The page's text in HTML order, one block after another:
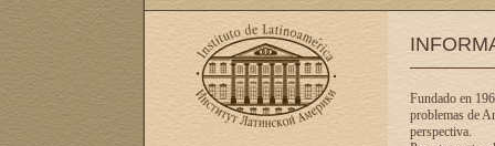
Fundado en
problemas de
perspectiva.